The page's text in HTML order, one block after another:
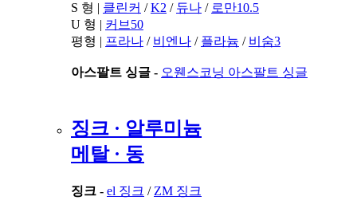
S 형 | 클린커 /K2 / 듀나 / 로만10.5
U 형 | 커브50
평형 | 프라나 / 비엔나 / 플라늄 / 비숨3
아스팔트 싱글 - 오웬스코닝 아스팔트 싱글
징크 · 알루미늄
메탈 · 동
징크 - el 징크 / ZM 징크